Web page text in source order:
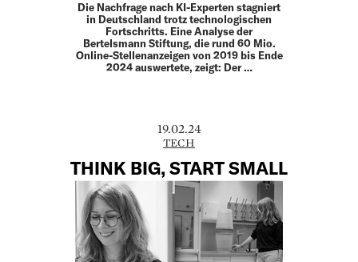
Die Nachfrage nach KI-Experten stagniert
in Deutschland trotz technologischen
Fortschritts. Eine Analyse der
Bertelsmann Stiftung, die rund 60 Mio.
Online-Stellenanzeigen von 2019 bis Ende
2024 auswertete, zeigt: Der …
19.02.24
TECH
THINK BIG, START SMALL